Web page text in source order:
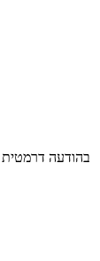
בהודעה דרמטית